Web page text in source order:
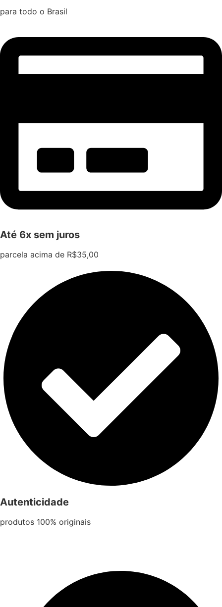
para todo o Brasil
Até 6x sem juros
parcela acima de R$35,00
Autenticidade
produtos 100% originais